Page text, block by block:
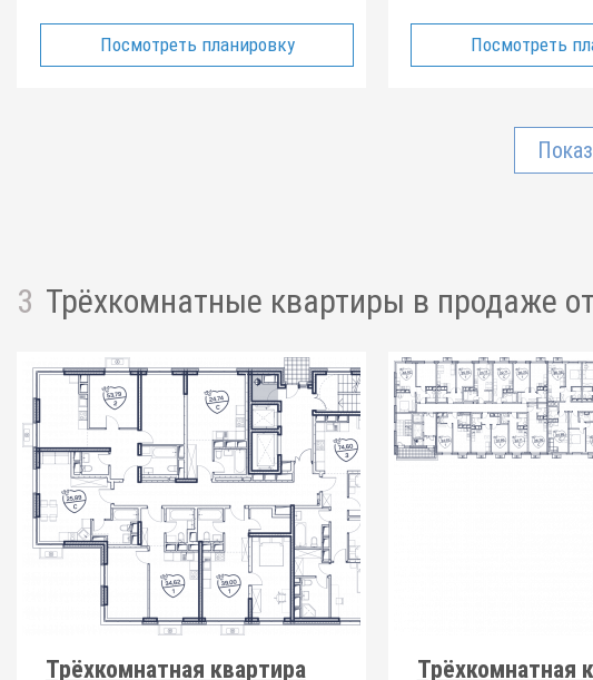
Посмотреть планировку Посмотреть
3 Трёхкомнатные квартиры в продаже от
Трёхкомнатная квартира
Трёхкомнатная